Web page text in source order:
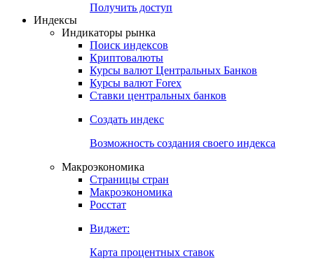
Получить доступ
Индексы
Индикаторы рынка
Поиск индексов
Криптовалюты
Курсы валют Центральных Банков
Курсы валют Forex
Ставки центральных банков
Создать индекс
Возможность создания своего индекса
Макроэкономика
Страницы стран
Макроэкономика
Росстат
Виджет:
Карта процентных ставок